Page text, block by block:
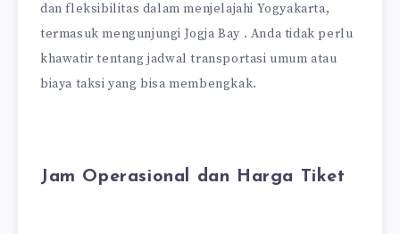
dan fleksibilitas dalam menjelajahi Yogyakarta,
termasuk mengunjungi Jogja Bay . Anda tidak perlu
khawatir tentang jadwal transportasi umum atau
biaya taksi yang bisa membengkak.
Jam Operasional dan Harga Tiket